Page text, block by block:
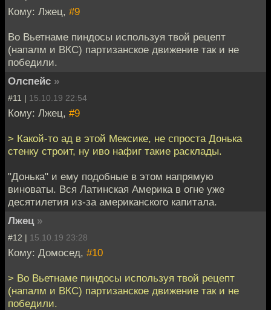
Кому: Лжец, #9
Во Вьетнаме пиндосы используя твой рецепт
(напалм и ВКС) партизанское движение так и не
победили.
Олспейс »
#11 | 15.10.19 22:54
Кому: Лжец, #9
> Какой-то ад в этой Мексике, не спроста Донька
стенку строит, ну иво нафиг такие расклады.
"Донька" и ему подобные в этом напрямую
виноваты. Вся Латинская Америка в огне уже
десятилетия из-за американского капитала.
Лжец »
#12 | 15.10.19 23:28
Кому: Домосед, #10
> Во Вьетнаме пиндосы используя твой рецепт
(напалм и ВКС) партизанское движение так и не
победили.